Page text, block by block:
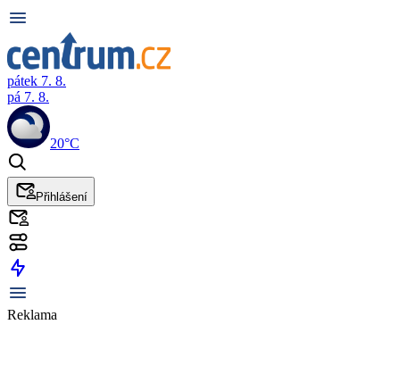
pátek 7. 8.
pá 7. 8.
20°C
Přihlášení
Reklama